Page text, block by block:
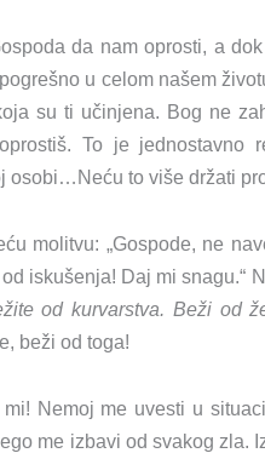
da nam oprosti, a
u celom našem
su ti učinjena. Bog ne
To je jednostavno
osobi…Neću to više držati
molitvu: „Gospode, ne
iskušenja! Daj mi snagu.“
od kurvarstva. Beži od
beži od toga!
mi! Nemoj me uvesti u
me izbavi od svakog zla.